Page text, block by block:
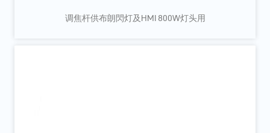
调焦杆供布朗閃灯及HMI 800W灯头用